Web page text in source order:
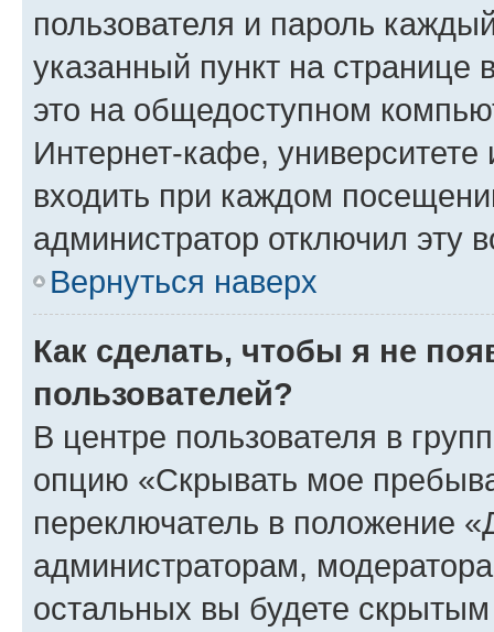
пользователя и пароль
указанный пункт на
это на общедоступном
Интернет-кафе, университете
входить при каждом
администратор отключил эту
Вернуться наверх
Как сделать, чтобы я не
пользователей?
В центре пользователя в
опцию «Скрывать мое
переключатель в положение
администраторам,
остальных вы будете